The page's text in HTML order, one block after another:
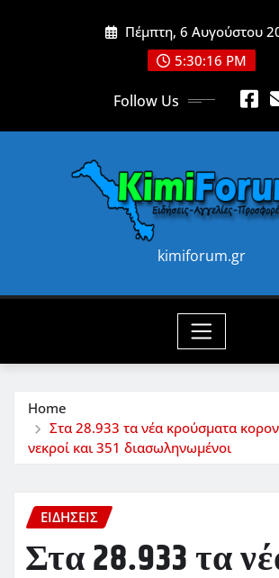
Πέμπτη, 6 Αυγούστου
5:30:18 PM
Follow Us
kimiforum.gr
Home
Στα 28.933 τα νέα κρούσματα
νεκροί και 351 διασωληνωμένοι
ΕΙΔΗΣΕΙΣ
Στα 28.933 τα